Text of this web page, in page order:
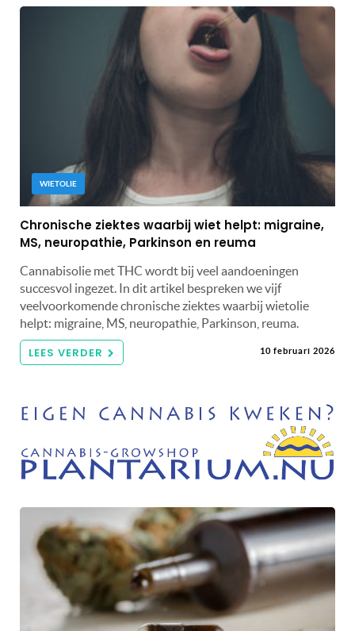
WIETOLIE
Chronische ziektes waarbij wiet helpt: migraine,
MS, neuropathie, Parkinson en reuma
Cannabisolie met THC wordt bij veel aandoeningen
succesvol ingezet. In dit artikel bespreken we vijf
veelvoorkomende chronische ziektes waarbij wietolie
helpt: migraine, MS, neuropathie, Parkinson, reuma.
LEES VERDER 10 februari 2026